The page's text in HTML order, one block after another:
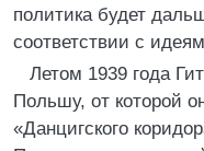
политика будет
соответствии с
Летом 1939 года
Польшу, от которой
«Данцигского